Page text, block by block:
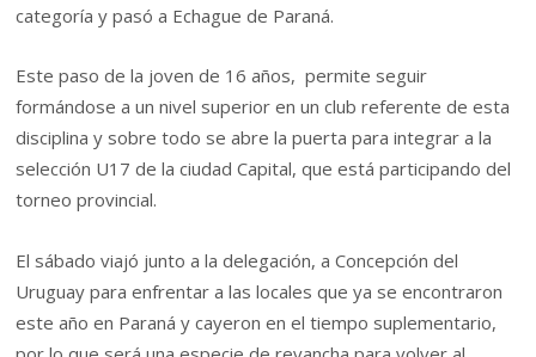
categoría y pasó a Echague de Paraná.
Este paso de la joven de 16 años, permite seguir
formándose a un nivel superior en un club referente de esta
disciplina y sobre todo se abre la puerta para integrar a la
selección U17 de la ciudad Capital, que está participando del
torneo provincial.
El sábado viajó junto a la delegación, a Concepción del
Uruguay para enfrentar a las locales que ya se encontraron
este año en Paraná y cayeron en el tiempo suplementario,